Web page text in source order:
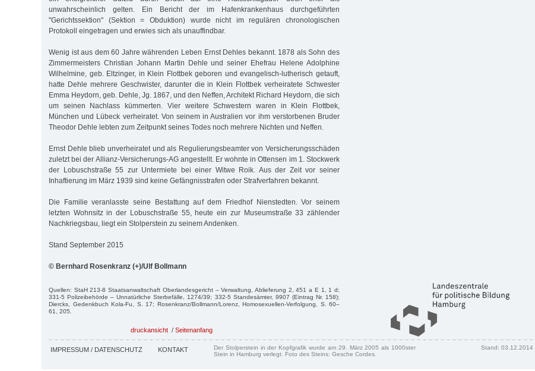
unwahrscheinlich gelten. Ein Bericht der im Hafenkrankenhaus durchgeführten
"Gerichtssektion" (Sektion = Obduktion) wurde nicht im regulären chronologischen
Protokoll eingetragen und erwies sich als unauffindbar.
Wenig ist aus dem 60 Jahre währenden Leben Ernst Dehles bekannt. 1878 als Sohn des
Zimmermeisters Christian Johann Martin Dehle und seiner Ehefrau Helene Adolphine
Wilhelmine, geb. Eltzinger, in Klein Flottbek geboren und evangelisch-lutherisch getauft,
hatte Dehle mehrere Geschwister, darunter die in Klein Flottbek verheiratete Schwester
Emma Heydorn, geb. Dehle, Jg. 1867, und den Neffen, Architekt Richard Heydorn, die sich
um seinen Nachlass kümmerten. Vier weitere Schwestern waren in Klein Flottbek,
München und Lübeck verheiratet. Von seinem in Australien vor ihm verstorbenen Bruder
Theodor Dehle lebten zum Zeitpunkt seines Todes noch mehrere Nichten und Neffen.
Ernst Dehle blieb unverheiratet und als Regulierungsbeamter von Versicherungsschäden
zuletzt bei der Allianz-Versicherungs-AG angestellt. Er wohnte in Ottensen im 1. Stockwerk
der Lobuschstraße 55 zur Untermiete bei einer Witwe Roik. Aus der Zeit vor seiner
Inhaftierung im März 1939 sind keine Gefängnisstrafen oder Strafverfahren bekannt.
Die Familie veranlasste seine Bestattung auf dem Friedhof Nienstedten. Vor seinem
letzten Wohnsitz in der Lobuschstraße 55, heute ein zur Museumstraße 33 zählender
Nachkriegsbau, liegt ein Stolperstein zu seinem Andenken.
Stand September 2015
© Bernhard Rosenkranz (+)/Ulf Bollmann
Quellen: StaH 213-8 Staatsanwaltschaft Oberlandesgericht – Verwaltung, Ablieferung 2, 451 a E 1, 1 d;
331-5 Polizeibehörde – Unnatürliche Sterbefälle, 1274/39; 332-5 Standesämter, 9907 (Eintrag Nr. 158);
Diercks, Gedenkbuch Kola-Fu, S. 17; Rosenkranz/Bollmann/Lorenz, Homosexuellen-Verfolgung, S. 60–
61, 205.
druckansicht / Seitenanfang
IMPRESSUM / DATENSCHUTZ KONTAKT
Der Stolperstein in der Kopfgrafik wurde am 29. März 2005 als 1000ster
Stein in Hamburg verlegt. Foto des Steins: Gesche Cordes.
Stand: 03.12.2014